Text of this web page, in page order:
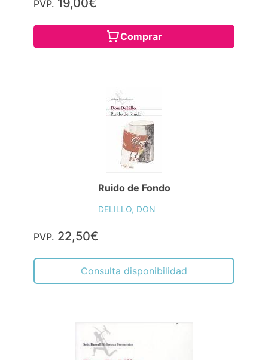
PVP.
Comprar
Ruido de Fondo
DELILLO, DON
PVP. 22,50€
Consulta disponibilidad